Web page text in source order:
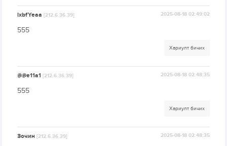
lxbfYeaa[212.6.36.39] 2025-08-18 02:49:02
555
Хариулт бичих
@@e11a1[212.6.36.39] 2025-08-18 02:48:35
555
Хариулт бичих
Зочин[212.6.36.39] 2025-08-18 02:48:35